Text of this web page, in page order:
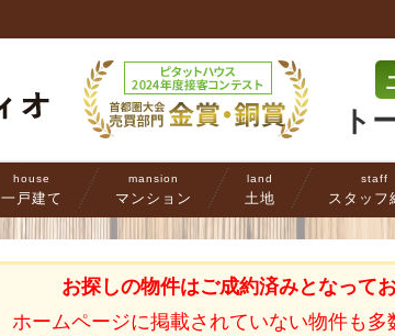
ト
house
一戸建て
mansion
マンション
land
土地
staff
スタッフ
お探しの物件はご成約済みとなってお
ホームページに掲載されていない物件も多